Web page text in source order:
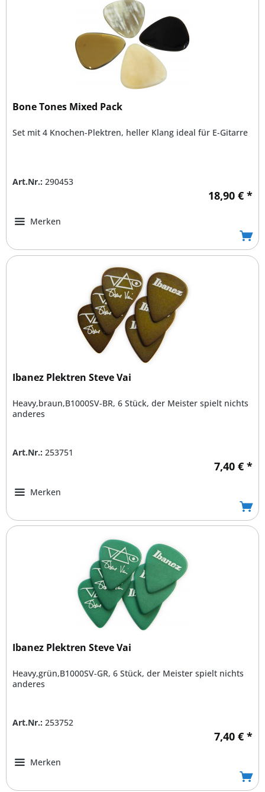
Bone Tones Mixed Pack
Set mit 4 Knochen-Plektren, heller Klang ideal für E-Gitarre
Art.Nr.: 290453
18,90 € *
Merken
Ibanez Plektren Steve Vai
Heavy,braun,B1000SV-BR, 6 Stück, der Meister spielt nichts
anderes
Art.Nr.: 253751
7,40 € *
Merken
Ibanez Plektren Steve Vai
Heavy,grün,B1000SV-GR, 6 Stück, der Meister spielt nichts
anderes
Art.Nr.: 253752
7,40 € *
Merken